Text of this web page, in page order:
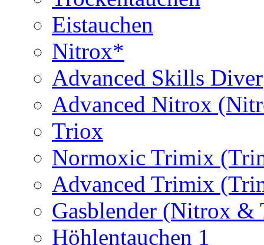
Eistauchen
Nitrox*
Advanced Skills Diver
Advanced Nitrox
Triox
Normoxic Trimix
Advanced Trimix
Gasblender (Nitrox
Höhlentauchen 1